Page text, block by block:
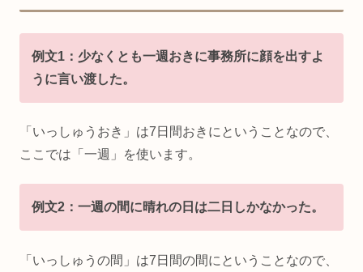
例文1：少なくとも一週おきに事務所に顔を出すよ
うに言い渡した。
「いっしゅうおき」は7日間おきにということなので、
ここでは「一週」を使います。
例文2：一週の間に晴れの日は二日しかなかった。
「いっしゅうの間」は7日間の間にということなので、